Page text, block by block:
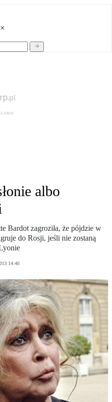
albo
Bardot zagroziła, że pójdzie w
do Rosji, jeśli nie zostaną
14:40